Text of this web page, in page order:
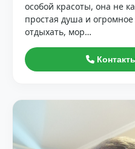
особой красоты, она не
простая душа и
отдыхать, мор…